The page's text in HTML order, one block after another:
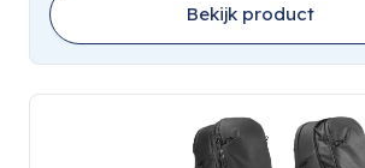
Bekijk product